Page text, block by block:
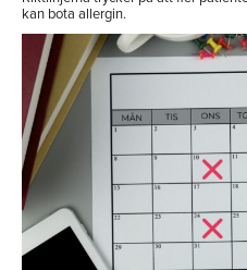
kan bota allergin.